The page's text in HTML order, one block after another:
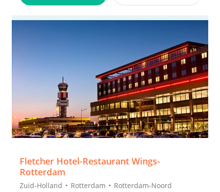
Fletcher Hotel-Restaurant Wings-
Rotterdam
Zuid-Holland Rotterdam
Rotterdam-Noord